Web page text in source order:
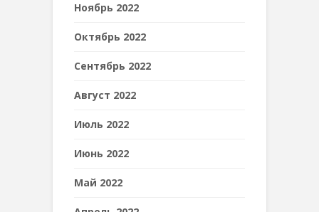
Ноябрь 2022
Октябрь 2022
Сентябрь 2022
Август 2022
Июль 2022
Июнь 2022
Май 2022